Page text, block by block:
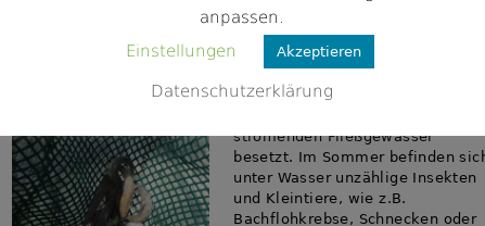
Ich war trotzdem im Juli
unterwegs und habe Bachforellen-
Jungfische mitten im Sommer, in
strömenden Fließgewässer
besetzt. Im Sommer befinden
unter Wasser unzählige Insekten
und Kleintiere, wie z.B.
Bachflohkrebse, Schnecken oder
anpassen.
Einstellungen
Akzeptieren
Datenschutzerklärung